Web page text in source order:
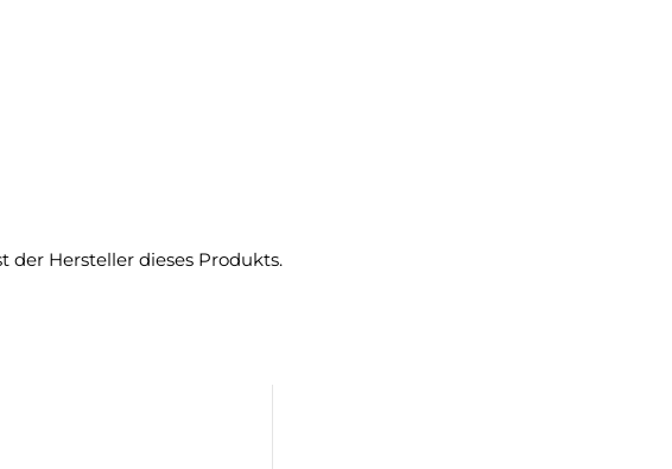
der Hersteller dieses Produkts.